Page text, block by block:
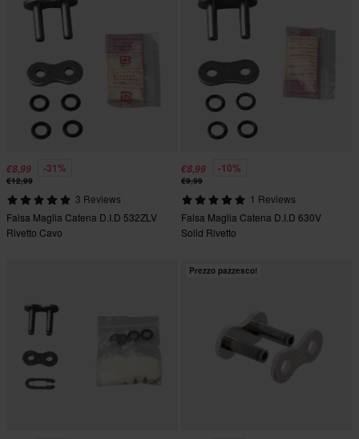
€8,99 -31%
€12,99
3 Reviews
Falsa Maglia Catena D.I.D 532ZLV
Rivetto Cavo
€8,99 -10%
€9,99
1 Reviews
Falsa Maglia Catena D.I.D 630V
Solid Rivetto
Prezzo pazzesco!